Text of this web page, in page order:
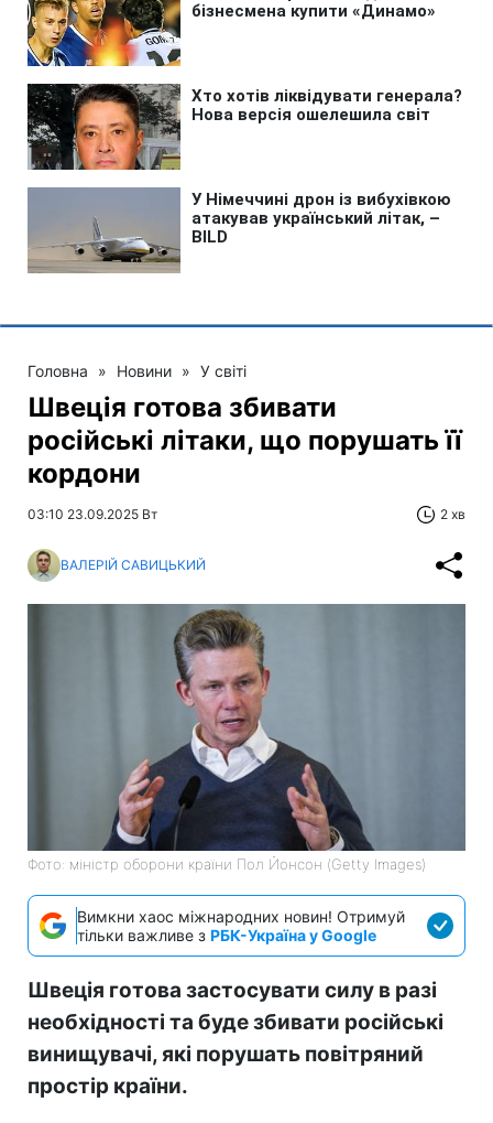
Головна » Новини » У світі
Швеція готова збивати
російські літаки, що порушать її
кордони
03:10 23.09.2025 Вт 2 хв
ВАЛЕРІЙ САВИЦЬКИЙ
Фото: міністр оборони країни Пол Йонсон (Getty Images)
Вимкни хаос міжнародних новин! Отримуй
тільки важливе з РБК-Україна у Google
Швеція готова застосувати силу в разі
необхідності та буде збивати російські
винищувачі, які порушать повітряний
простір країни.